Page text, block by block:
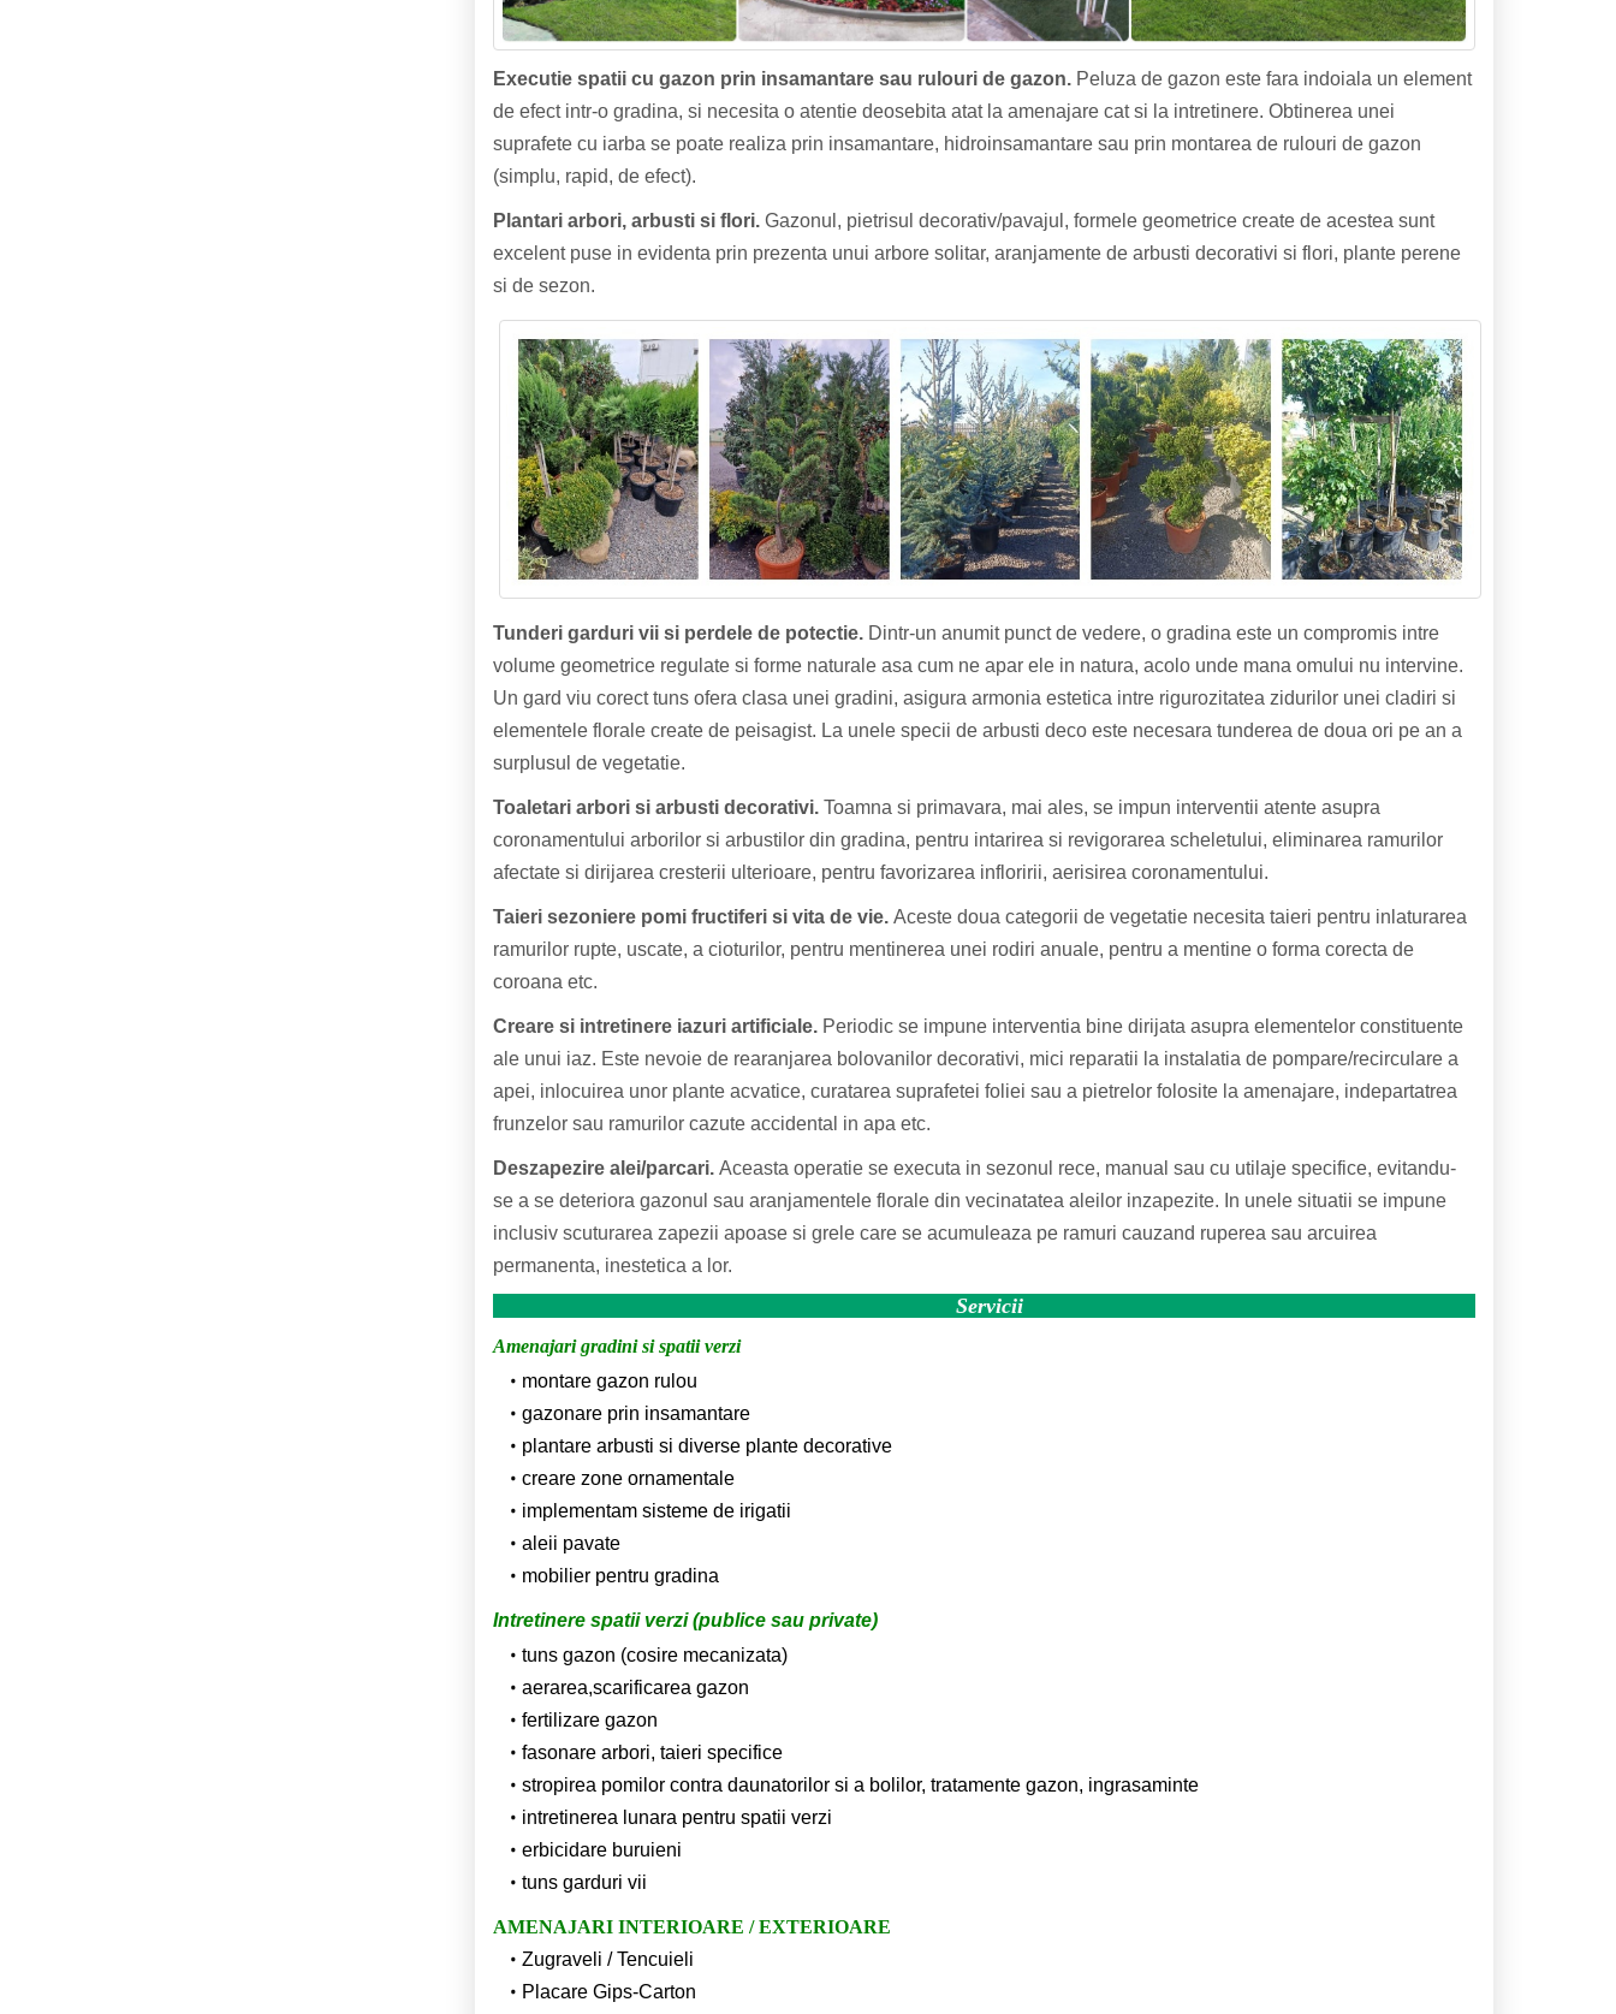
Executie spatii cu gazon prin insamantare sau rulouri de gazon.Peluza de gazon este fara indoiala un element
de efect intr-o gradina, si necesita o atentie deosebita atat la amenajare cat si la intretinere. Obtinerea unei
suprafete cu iarba se poate realiza prin insamantare, hidroinsamantare sau prin montarea de rulouri de gazon
(simplu, rapid, de efect).
Plantari arbori, arbusti si flori.Gazonul, pietrisul decorativ/pavajul, formele geometrice create de acestea sunt
excelent puse in evidenta prin prezenta unui arbore solitar, aranjamente de arbusti decorativi si flori, plante perene
si de sezon.
Tunderi garduri vii si perdele de potectie.Dintr-un anumit punct de vedere, o gradina este un compromis intre
volume geometrice regulate si forme naturale asa cum ne apar ele in natura, acolo unde mana omului nu intervine.
Un gard viu corect tuns ofera clasa unei gradini, asigura armonia estetica intre rigurozitatea zidurilor unei cladiri si
elementele florale create de peisagist. La unele specii de arbusti deco este necesara tunderea de doua ori pe an a
surplusul de vegetatie.
Toaletari arbori si arbusti decorativi.Toamna si primavara, mai ales, se impun interventii atente asupra
coronamentului arborilor si arbustilor din gradina, pentru intarirea si revigorarea scheletului, eliminarea ramurilor
afectate si dirijarea cresterii ulterioare, pentru favorizarea infloririi, aerisirea coronamentului.
Taieri sezoniere pomi fructiferi si vita de vie.Aceste doua categorii de vegetatie necesita taieri pentru inlaturarea
ramurilor rupte, uscate, a cioturilor, pentru mentinerea unei rodiri anuale, pentru a mentine o forma corecta de
coroana etc.
Creare si intretinere iazuri artificiale.Periodic se impune interventia bine dirijata asupra elementelor constituente
ale unui iaz. Este nevoie de rearanjarea bolovanilor decorativi, mici reparatii la instalatia de pompare/recirculare a
apei, inlocuirea unor plante acvatice, curatarea suprafetei foliei sau a pietrelor folosite la amenajare, indepartatrea
frunzelor sau ramurilor cazute accidental in apa etc.
Deszapezire alei/parcari.Aceasta operatie se executa in sezonul rece, manual sau cu utilaje specifice, evitandu-
se a se deteriora gazonul sau aranjamentele florale din vecinatatea aleilor inzapezite. In unele situatii se impune
inclusiv scuturarea zapezii apoase si grele care se acumuleaza pe ramuri cauzand ruperea sau arcuirea
permanenta, inestetica a lor.
Servicii
Amenajari gradini si spatii verzi
montare gazon rulou
gazonare prin insamantare
plantare arbusti si diverse plante decorative
creare zone ornamentale
implementam sisteme de irigatii
aleii pavate
mobilier pentru gradina
Intretinere spatii verzi (publice sau private)
tuns gazon (cosire mecanizata)
aerarea,scarificarea gazon
fertilizare gazon
fasonare arbori, taieri specifice
stropirea pomilor contra daunatorilor si a bolilor, tratamente gazon, ingrasaminte
intretinerea lunara pentru spatii verzi
erbicidare buruieni
tuns garduri vii
AMENAJARI INTERIOARE / EXTERIOARE
Zugraveli / Tencuieli
Placare Gips-Carton